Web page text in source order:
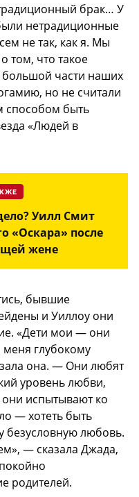
брак… У
нетрадиционные
не так, как я. Мы
том, что такое
части наших
но не считали
способом быть
«Людей в
Уилл Смит
«Оскара» после
жене
бывшие
и Уиллоу они
«Дети мои — они
глубокому
она. — Они любят
уровень любви,
испытывают ко
— хотеть быть
безусловную любовь.
— сказала Джада,
родителей.